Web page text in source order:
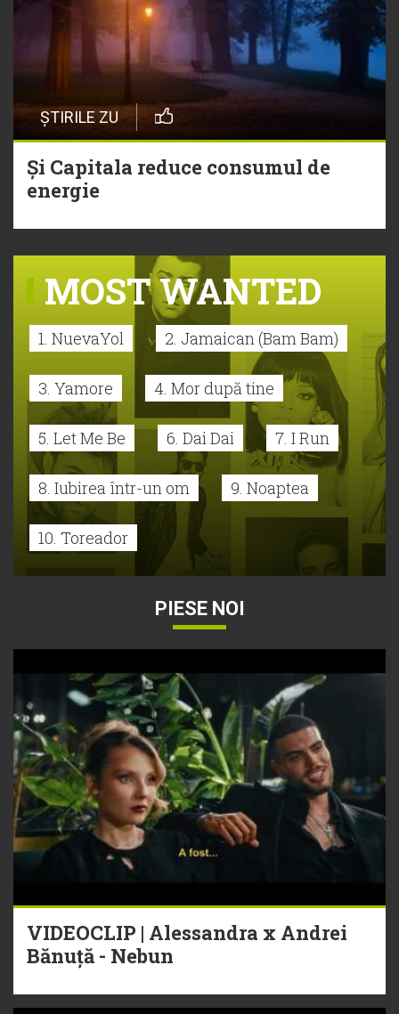
ȘTIRILE ZU
Și Capitala reduce consumul de
energie
MOST WANTED
1. NuevaYol 2. Jamaican (Bam Bam)
3. Yamore 4. Mor după tine
5. Let Me Be 6. Dai Dai 7. I Run
8. Iubirea într-un om 9. Noaptea
10. Toreador
PIESE NOI
VIDEOCLIP | Alessandra x Andrei
Bănuță - Nebun